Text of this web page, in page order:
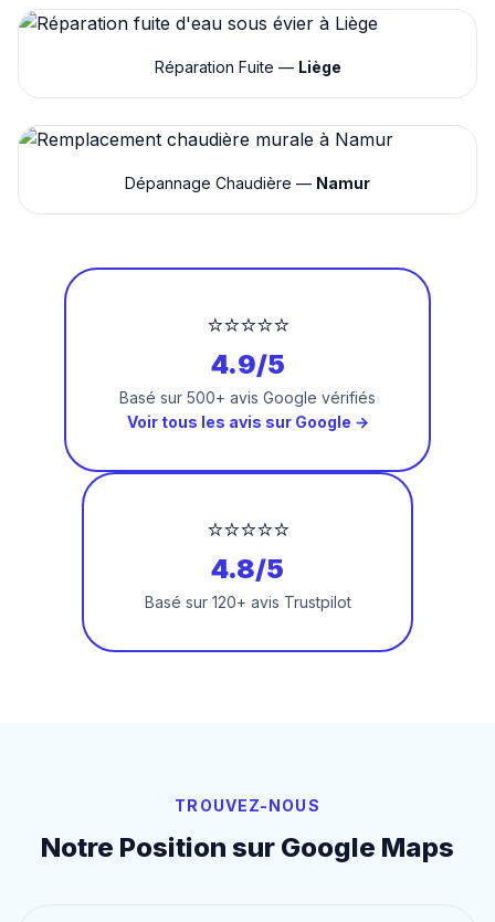
Réparation Fuite — Liège
Dépannage Chaudière — Namur
⭐⭐⭐⭐⭐
4.9/5
Basé sur 500+ avis Google vérifiés
Voir tous les avis sur Google →
⭐⭐⭐⭐⭐
4.8/5
Basé sur 120+ avis Trustpilot
TROUVEZ-NOUS
Notre Position sur Google Maps